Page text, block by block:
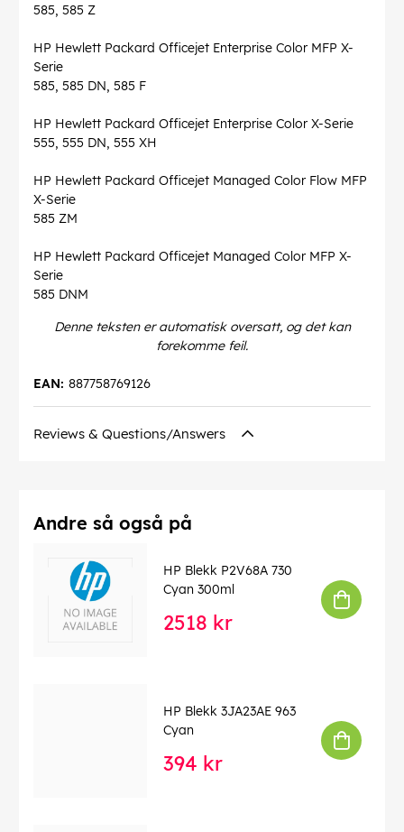
585, 585 Z
HP Hewlett Packard Officejet Enterprise Color MFP X-
Serie
585, 585 DN, 585 F
HP Hewlett Packard Officejet Enterprise Color X-Serie
555, 555 DN, 555 XH
HP Hewlett Packard Officejet Managed Color Flow MFP
X-Serie
585 ZM
HP Hewlett Packard Officejet Managed Color MFP X-
Serie
585 DNM
Denne teksten er automatisk oversatt, og det kan
forekomme feil.
887758769126
EAN:
Reviews & Questions/Answers
Andre så også på
HP Blekk P2V68A 730
Cyan 300ml
2518 kr
HP Blekk 3JA23AE 963
Cyan
394 kr